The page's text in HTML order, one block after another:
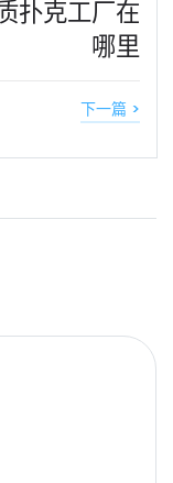
扑克工厂在
哪里
下一篇 >